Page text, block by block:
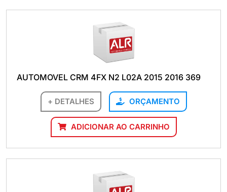
AUTOMOVEL CRM 4FX N2 L02A 2015 2016 369
+ DETALHES ORÇAMENTO
ADICIONAR AO CARRINHO